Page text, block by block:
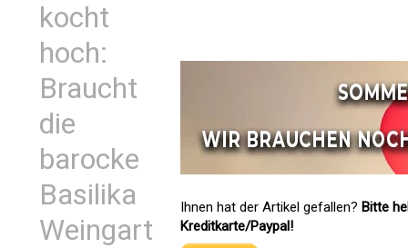
kocht
hoch:
Braucht
die
barocke
Basilika
Weingart
Ihnen hat der Artikel gefallen? Bitte
Kreditkarte/Paypal!